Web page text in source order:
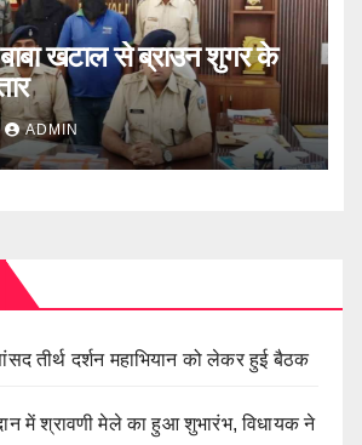
बाबा खटाल से ब्राउन शुगर के
ADMIN
तीर्थ दर्शन महाभियान को लेकर हुई बैठक
में श्रावणी मेले का हुआ शुभारंभ, विधायक ने